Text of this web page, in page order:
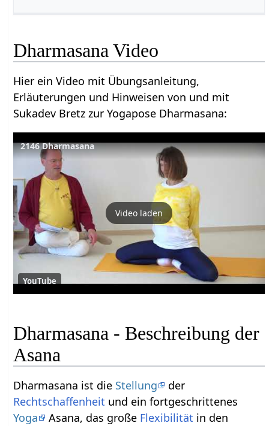
Dharmasana Video
Hier ein Video mit Übungsanleitung,
Erläuterungen und Hinweisen von und mit
Sukadev Bretz zur Yogapose Dharmasana:
2146 Dharmasana
Video laden
YouTube
Dharmasana - Beschreibung der
Asana
Dharmasana ist die Stellung
der
Rechtschaffenheit und ein fortgeschrittenes
Yoga
Asana, das große Flexibilität in den